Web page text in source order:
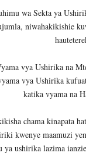
wa Sekta ya
niwahakikishie
vya Ushirika na
vya Ushirika
katika vyama na
chama kinapata
kwenye maamuzi
ya ushirika lazima